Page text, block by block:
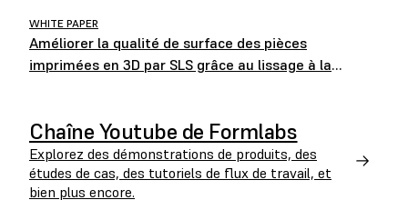
WHITE PAPER
Améliorer la qualité de surface des pièces
imprimées en 3D par SLS grâce au lissage à la
Chaîne Youtube de Formlabs
Explorez des démonstrations de produits, des
études de cas, des tutoriels de flux de travail, et
bien plus encore.